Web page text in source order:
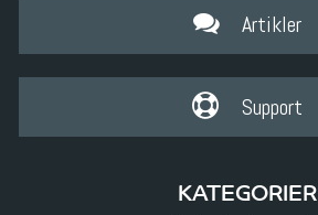
Artikler
Support
KATEGORIER